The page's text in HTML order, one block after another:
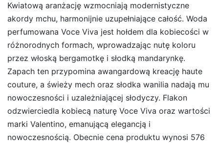
Kwiatową aranżację wzmocniają modernistyczne
akordy mchu, harmonijnie uzupełniające całość. Woda
perfumowana Voce Viva jest hołdem dla kobiecości w
różnorodnych formach, wprowadzając nutę koloru
przez włoską bergamotkę i słodką mandarynkę.
Zapach ten przypomina awangardową kreację haute
couture, a świeży mech oraz słodka wanilia nadają mu
nowoczesności i uzależniającej słodyczy. Flakon
odzwierciedla kobiecą naturę Voce Viva oraz wartości
marki Valentino, emanującą elegancją i
nowoczesnością. Obecnie cena produktu wynosi 576